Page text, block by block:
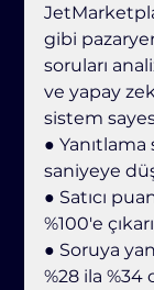
gibi
soruları
ve yapay
sistem
●
saniyeye
● Satıcı
%100'e
● Soruya
%28 ila %34